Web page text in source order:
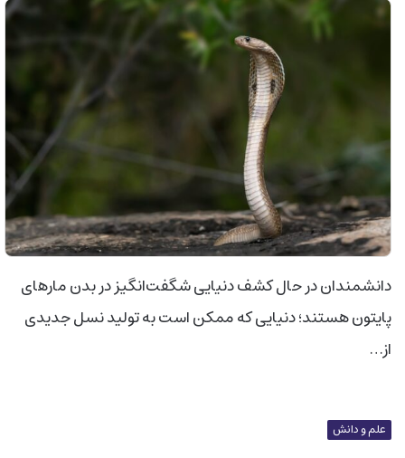
دانشمندان در حال کشف دنیایی شگفت‌انگیز در بدن مارهای
پایتون هستند؛ دنیایی که ممکن است به تولید نسل جدیدی
از…
علم و دانش